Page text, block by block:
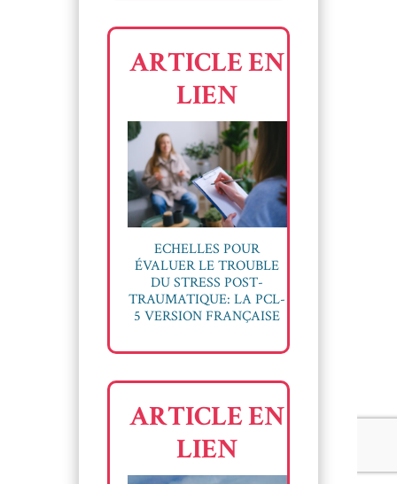
ARTICLE EN
LIEN
ECHELLES POUR
ÉVALUER LE TROUBLE
DU STRESS POST-
TRAUMATIQUE: LA PCL-
5 VERSION FRANÇAISE
ARTICLE EN
LIEN